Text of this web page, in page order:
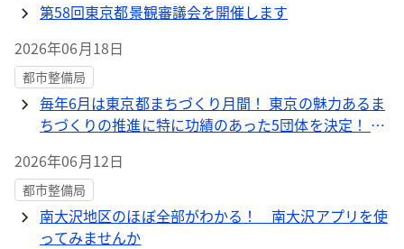
第58回東京都景観審議会を開催します
2026年06月18日
都市整備局
毎年6月は東京都まちづくり月間！ 東京の魅力あるま
ちづくりの推進に特に功績のあった5団体を決定！ 令
ます
2026年06月12日
都市整備局
南大沢地区のほぼ全部がわかる！ 南大沢アプリを使
ってみませんか